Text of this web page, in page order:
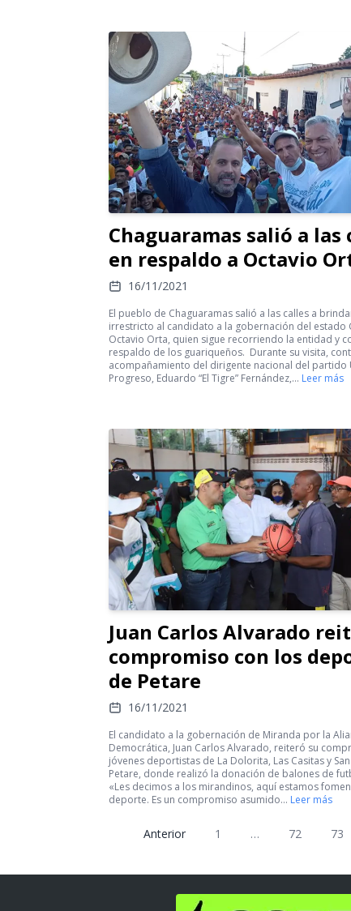
Chaguaramas salió a las
en respaldo a Octavio
16/11/2021
El pueblo de Chaguaramas salió a las calles a
irrestricto al candidato a la gobernación del estado
Octavio Orta, quien sigue recorriendo la entidad y
respaldo de los guariqueños. Durante su visita,
acompañamiento del dirigente nacional del partido
Progreso, Eduardo “El Tigre” Fernández,… Leer más
Juan Carlos Alvarado
compromiso con los
de Petare
16/11/2021
El candidato a la gobernación de Miranda por la
Democrática, Juan Carlos Alvarado, reiteró su
jóvenes deportistas de La Dolorita, Las Casitas y
Petare, donde realizó la donación de balones de
«Les decimos a los mirandinos, aquí estamos
deporte. Es un compromiso asumido… Leer más
Anterior 1 … 72 73